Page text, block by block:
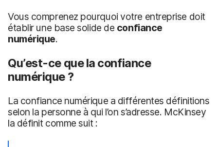
Vous comprenez pourquoi votre entreprise doit
établir une base solide de confiance
numérique.
Qu’est-ce que la confiance
numérique ?
La confiance numérique a différentes définitions
selon la personne à qui l’on s’adresse. McKinsey
la définit comme suit :